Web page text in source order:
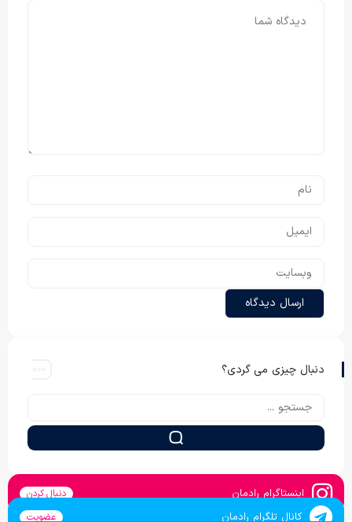
دنبال چیزی می گردی؟
اینستاگرام رادمان دنبال کردن
کانال تلگرام رادمان عضویت